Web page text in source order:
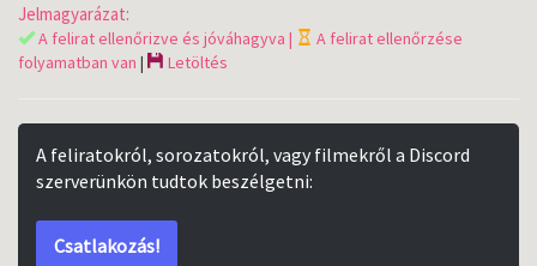
Jelmagyarázat:
A felirat ellenőrizve és jóváhagyva |
A felirat ellenőrzése
folyamatban van | Letöltés
A feliratokról, sorozatokról, vagy filmekről a Discord
szerverünkön tudtok beszélgetni:
Csatlakozás!